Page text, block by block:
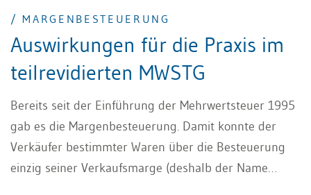
/ MARGENBESTEUERUNG
Auswirkungen für die Praxis im
teilrevidierten MWSTG
Bereits seit der Einführung der Mehrwertsteuer 1995
gab es die Margenbesteuerung. Damit konnte der
Verkäufer bestimmter Waren über die Besteuerung
einzig seiner Verkaufsmarge (deshalb der Name